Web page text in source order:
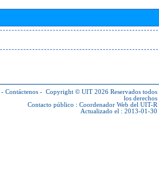
- Contáctenos - Copyright © UIT 2026 Reservados todos
los derechos
Contacto público : Coordenador Web del UIT-R
Actualizado el : 2013-01-30